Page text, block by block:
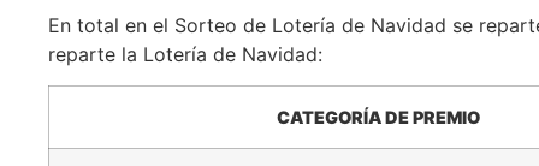
En total en el Sorteo de Lotería de Navidad se
reparte la Lotería de Navidad:
CATEGORÍA DE PREMIO